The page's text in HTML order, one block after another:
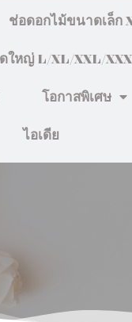
ช่อดอกไม้ขนาดเล็ก
ใหญ่ L/XL/XXL/
โอกาสพิเศษ
ไอเดีย